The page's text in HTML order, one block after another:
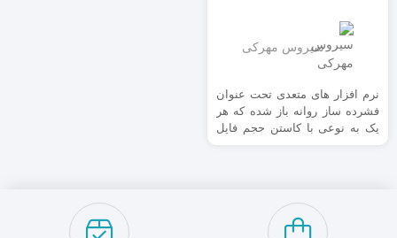
سیروس مهرکی
نرم افزار های متعدی تحت عنوان
فشرده ساز روانه باز شده که هر
یک به نوعی با کاستن حجم فایل
باشد که قابلیت های بسیار زیادی
را نسبت به دیگر فشرده سازها در